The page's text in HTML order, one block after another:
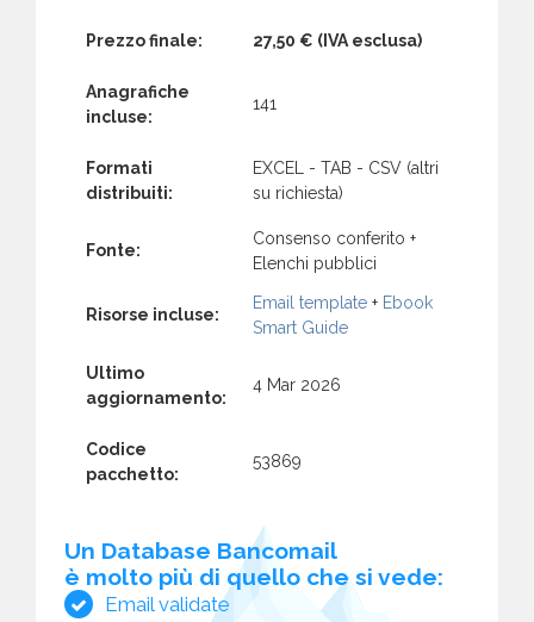
Prezzo finale: 27,50 € (IVA esclusa)
Anagrafiche
incluse:
141
Formati
distribuiti:
EXCEL - TAB - CSV (altri
su richiesta)
Fonte:
Consenso conferito +
Elenchi pubblici
Risorse incluse:
Email template + Ebook
Smart Guide
Ultimo
aggiornamento:
4 Mar 2026
Codice
pacchetto:
53869
Un Database Bancomail
è molto più di quello che si vede:
Email validate